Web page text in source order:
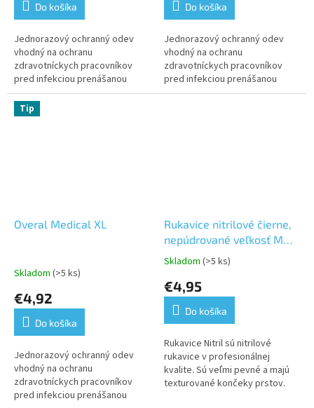
Do košíka
Jednorazový ochranný odev
vhodný na ochranu
zdravotníckych pracovníkov
pred infekciou prenášanou
krvou, telesnými tekutinami a
inými infekčnými pôvodcami
alebo aj na ochranu...
Do košíka
Jednorazový ochranný odev
vhodný na ochranu
zdravotníckych pracovníkov
pred infekciou prenášanou
krvou, telesnými tekutinami a
Tip
Overal Medical XL
Skladom (>5 ks)
€4,92
Do košíka
Jednorazový ochranný odev
vhodný na ochranu
zdravotníckych pracovníkov
pred infekciou prenášanou
Rukavice nitrilové čierne,
nepúdrované veľkosť M
100 ks
Priemerné
produktu
5,0
5
hviezdičiek.
Skladom (>5 ks)
€4,95
Do košíka
Rukavice Nitril sú nitrilové
rukavice v profesionálnej
kvalite. Sú veľmi pevné a majú
texturované končeky prstov.